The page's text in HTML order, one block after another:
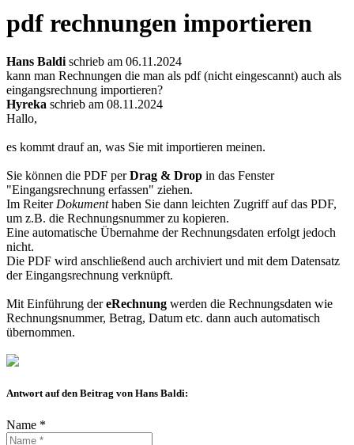
pdf rechnungen importieren
Hans Baldi schrieb am 06.11.2024
kann man Rechnungen die man als pdf (nicht eingescannt) auch als
eingangsrechnung importieren?
Hyreka schrieb am 08.11.2024
Hallo,
es kommt drauf an, was Sie mit importieren meinen.
Sie können die PDF perDrag & Drop in das Fenster
"Eingangsrechnung erfassen" ziehen.
Im Reiter Dokumenthaben Sie dann leichten Zugriff auf das PDF,
um z.B. die Rechnungsnummer zu kopieren.
Eine automatische Übernahme der Rechnungsdaten erfolgt jedoch
nicht.
Die PDF wird anschließend auch archiviert und mit dem Datensatz
der Eingangsrechnung verknüpft.
Mit Einführung dereRechnung werden die Rechnungsdaten wie
Rechnungsnummer, Betrag, Datum etc. dann auch automatisch
übernommen.
Antwort auf den Beitrag von Hans Baldi:
Name *